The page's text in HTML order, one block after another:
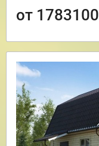
от 1783100